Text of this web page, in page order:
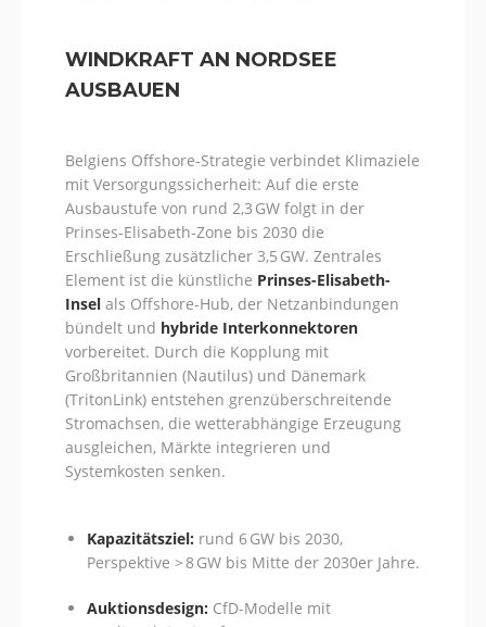
WINDKRAFT AN NORDSEE
AUSBAUEN
Belgiens Offshore-Strategie verbindet Klimaziele
mit Versorgungssicherheit: Auf die erste
Ausbaustufe von rund 2,3 GW folgt in der
Prinses-Elisabeth-Zone bis 2030 die
Erschließung zusätzlicher 3,5 GW. Zentrales
Element ist die künstliche Prinses-Elisabeth-
Insel als Offshore-Hub, der Netzanbindungen
bündelt und hybride Interkonnektoren
vorbereitet. Durch die Kopplung mit
Großbritannien (Nautilus) und Dänemark
(TritonLink) entstehen grenzüberschreitende
Stromachsen, die wetterabhängige Erzeugung
ausgleichen, Märkte integrieren und
Systemkosten senken.
Kapazitätsziel: rund 6 GW bis 2030,
Perspektive > 8 GW bis Mitte der 2030er Jahre.
Auktionsdesign: CfD-Modelle mit